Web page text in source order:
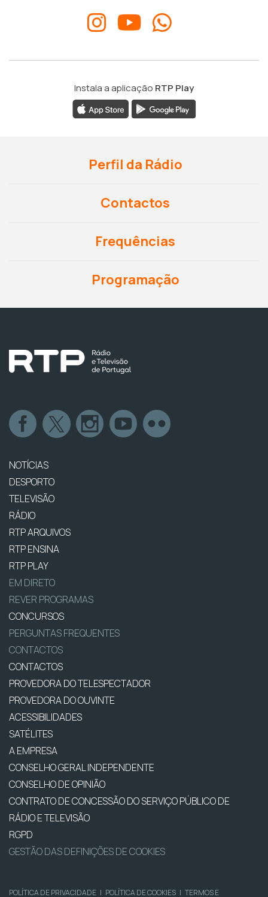
Instala a aplicação RTP Play
Perfil da Rádio
Contactos
Frequências
Programação
NOTÍCIAS
DESPORTO
TELEVISÃO
RÁDIO
RTP ARQUIVOS
RTP ENSINA
RTP PLAY
EM DIRETO
REVER PROGRAMAS
CONCURSOS
PERGUNTAS FREQUENTES
CONTACTOS
CONTACTOS
PROVEDORA DO TELESPECTADOR
PROVEDORA DO OUVINTE
ACESSIBILIDADES
SATÉLITES
A EMPRESA
CONSELHO GERAL INDEPENDENTE
CONSELHO DE OPINIÃO
CONTRATO DE CONCESSÃO DO SERVIÇO PÚBLICO DE
RÁDIO E TELEVISÃO
RGPD
GESTÃO DAS DEFINIÇÕES DE COOKIES
POLÍTICA DE PRIVACIDADE | POLÍTICA DE COOKIES | TERMOS E